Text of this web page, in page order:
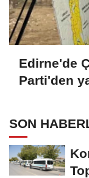
Edirne'de
Parti'den
SON